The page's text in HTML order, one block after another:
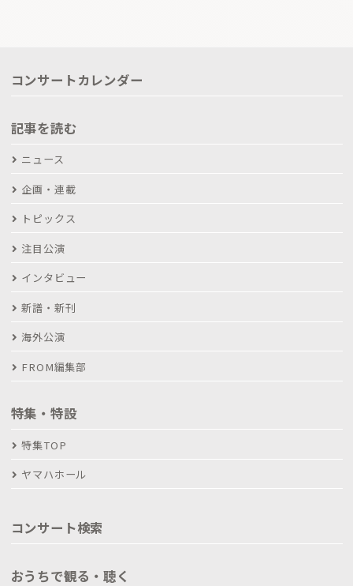
コンサートカレンダー
記事を読む
ニュース
企画・連載
トピックス
注目公演
インタビュー
新譜・新刊
海外公演
FROM編集部
特集・特設
特集TOP
ヤマハホール
コンサート検索
おうちで観る・聴く